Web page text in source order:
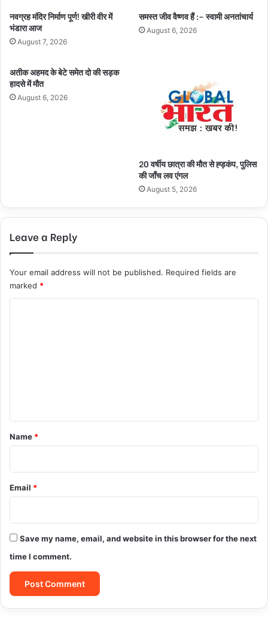
नवग्रह मंदिर निर्माण पूर्ण! खीरी वीर में
भंडारा आज
August 7, 2026
समस्त जीव वैष्णव हैं :– स्वामी अनतांचार्य
August 6, 2026
अतीक अहमद के बेटे समेत दो की सड़क
हादसे में मौत
August 6, 2026
20 वर्षीय छात्रा की मौत से ह्ड़कंप, पुलिस
की जाँच लव एंगल
August 5, 2026
Leave a Reply
Your email address will not be published. Required fields are
marked *
*
Name *
Email *
Save my name, email, and website in this browser for the next
time I comment.